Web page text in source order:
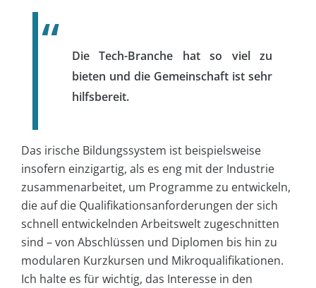
Die Tech-Branche hat so viel zu
bieten und die Gemeinschaft ist sehr
hilfsbereit.
Das irische Bildungssystem ist beispielsweise
insofern einzigartig, als es eng mit der Industrie
zusammenarbeitet, um Programme zu entwickeln,
die auf die Qualifikationsanforderungen der sich
schnell entwickelnden Arbeitswelt zugeschnitten
sind – von Abschlüssen und Diplomen bis hin zu
modularen Kurzkursen und Mikroqualifikationen.
Ich halte es für wichtig, das Interesse in den